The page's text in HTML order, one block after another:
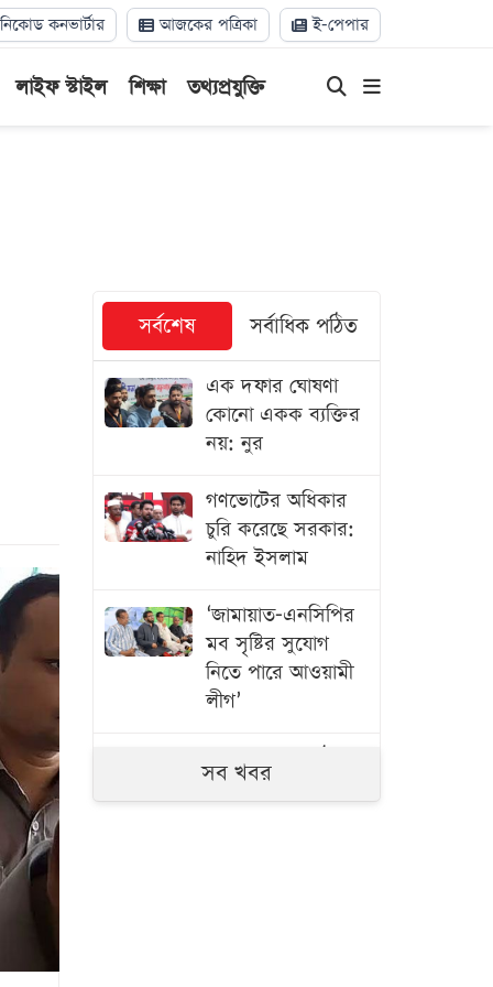
কনভার্টার আজকের পত্রিকা ই-পেপার
লাইফ স্টাইল শিক্ষা তথ্যপ্রযুক্তি
সর্বশেষ সর্বাধিক পঠিত
এক দফার ঘোষণা
কোনো একক ব্যক্তির
নয়: নুর
গণভোটের অধিকার
চুরি করেছে সরকার:
নাহিদ ইসলাম
‘জামায়াত-এনসিপির
মব সৃষ্টির সুযোগ
নিতে পারে আওয়ামী
লীগ’
ক্রয় কমিটির বৈঠকে
মিললো এলএনজি
সব খবর